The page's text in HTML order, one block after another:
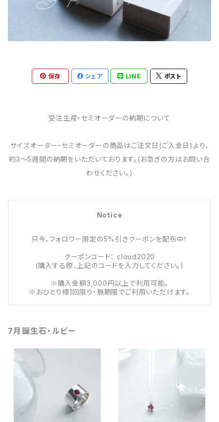
保存 シェア LINE ポスト
受注生産・セミオーダーの納期について
サイズオーダー・セミオーダーの商品はご注文日(ご入金日)より、
約3～5週間の納期をいただいております。(お急ぎの方はお問い合
わせください。)
Notice
只今、フォロワー限定の5%引きクーポンを配布中！
クーポンコード： cloud2020
(購入する際、上記のコードを入力してください。)
※購入金額3,000円以上で利用可能。
※おひとり様1回限り・無期限でご利用いただけます。
7月誕生石・ルビー